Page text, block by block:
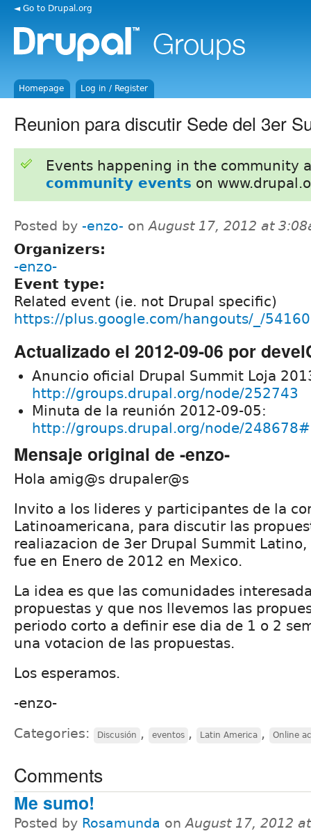
◄ Go to Drupal.org
Homepage Log in / Register
Reunion para discutir Sede del 3er
Events happening in the community
community events on
Posted by -enzo- onAugust 17, 2012 at
Organizers:
-enzo-
Event type:
Related event (ie. not Drupal specific)
https://plus.google.com/hangouts/_/
Actualizado el 2012-09-06 por
Anuncio oficial Drupal Summit Loja
http://groups.drupal.org/node/252743
Minuta de la reunión 2012-09-05:
http://groups.drupal.org/node/
Mensaje original de -enzo-
Hola amig@s drupaler@s
Invito a los lideres y participantes de la
Latinoamericana, para discutir las
realiazacion de 3er Drupal Summit
fue en Enero de 2012 en Mexico.
La idea es que las comunidades
propuestas y que nos llevemos las
periodo corto a definir ese dia de 1 o 2
una votacion de las propuestas.
Los esperamos.
-enzo-
Categories: Discusión , eventos , Latin America , Online
Comments
Me sumo!
Posted by Rosamunda onAugust 17, 2012